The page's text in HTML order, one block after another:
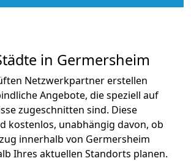
in Germersheim
Netzwerkpartner erstellen
Angebote, die speziell auf
zugeschnitten sind. Diese
kostenlos, unabhängig davon, ob
innerhalb von Germersheim
Ihres aktuellen Standorts planen.